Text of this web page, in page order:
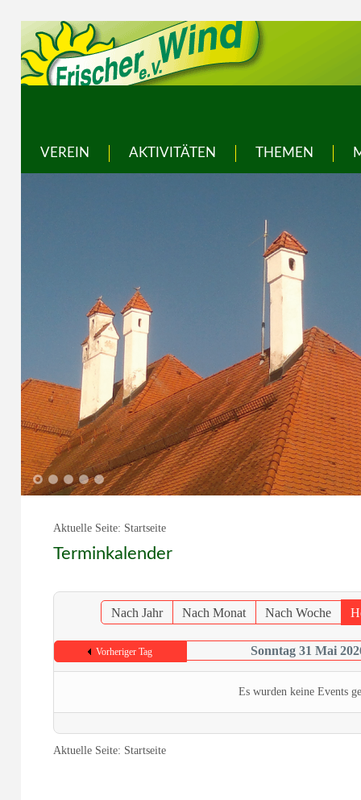
VEREIN AKTIVITÄTEN THEMEN
1 2 3 4 5
Aktuelle Seite: Startseite
Terminkalender
Nach Jahr Nach Monat Nach Woche
Vorheriger Tag Sonntag 31 Mai
Es wurden keine Events
Aktuelle Seite: Startseite